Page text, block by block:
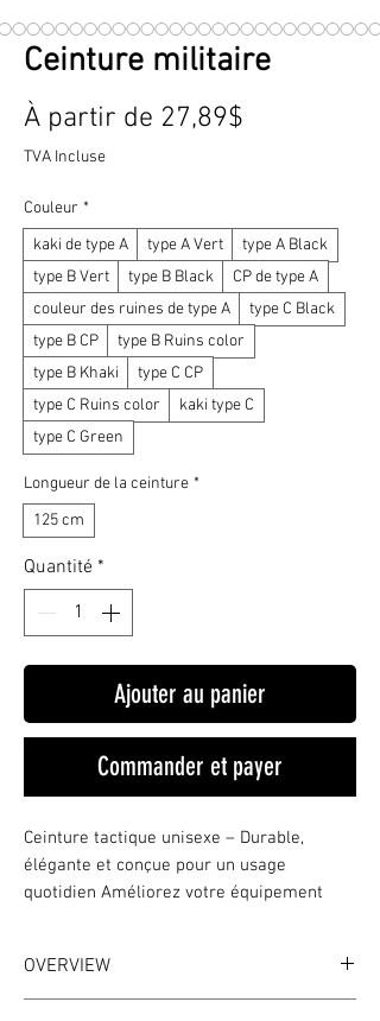
Ceinture militaire
À partir de 27,89$
TVA Incluse
Couleur *
kaki de type A
type A Vert
type A Black
type B Vert
type B Black
CP de type A
couleur des ruines de type A
type C Black
type B CP
type B Ruins color
type B Khaki
type C CP
type C Ruins color
kaki type C
type C Green
Longueur de la ceinture *
125 cm
Quantité *
Ajouter au panier
Commander et payer
Ceinture tactique unisexe – Durable,
élégante et conçue pour un usage
quotidien Améliorez votre équipement
confort, la fonctionnalité et le style. Que ce
soit pour la randonnée, le travail ou
OVERVIEW